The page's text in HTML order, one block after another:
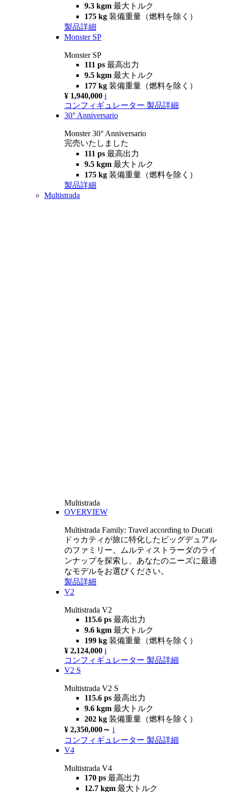
9.3 kgm 最大トルク
175 kg 装備重量（燃料を除く）
製品詳細
Monster SP
Monster SP
111 ps 最高出力
9.5 kgm 最大トルク
177 kg 装備重量（燃料を除く）
¥ 1,940,000 i
コンフィギュレーター 製品詳細
30° Anniversario
Monster 30° Anniversario
完売いたしました
111 ps 最高出力
9.5 kgm 最大トルク
175 kg 装備重量（燃料を除く）
製品詳細
Multistrada
Multistrada
OVERVIEW
Multistrada Family: Travel according to Ducati
ドゥカティが旅に特化したビッグデュアル
のファミリー。ムルティストラーダのライ
ンナップを探索し、あなたのニーズに最適
なモデルをお選びください。
製品詳細
V2
Multistrada V2
115.6 ps 最高出力
9.6 kgm 最大トルク
199 kg 装備重量（燃料を除く）
¥ 2,124,000 i
コンフィギュレーター 製品詳細
V2 S
Multistrada V2 S
115.6 ps 最高出力
9.6 kgm 最大トルク
202 kg 装備重量（燃料を除く）
¥ 2,350,000～ i
コンフィギュレーター 製品詳細
V4
Multistrada V4
170 ps 最高出力
12.7 kgm 最大トルク